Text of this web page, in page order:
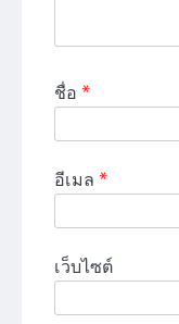
ชื่อ *
อีเมล *
เว็บไซต์